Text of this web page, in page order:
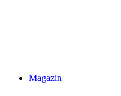
Magazin